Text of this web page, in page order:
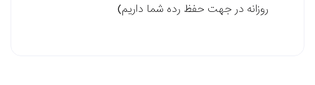
روزانه در جهت حفظ رده شما داریم)